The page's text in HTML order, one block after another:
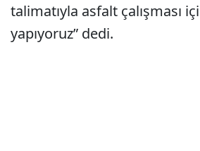
talimatıyla asfalt çalışması
yapıyoruz” dedi.